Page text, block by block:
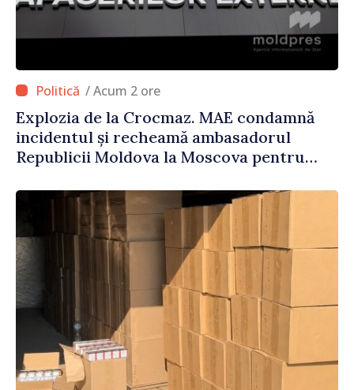
/ Acum 2 ore
Explozia de la Crocmaz. MAE condamnă
incidentul și recheamă ambasadorul
Republicii Moldova la Moscova pentru